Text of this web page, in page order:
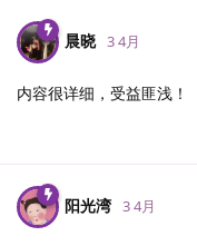
晨晓 3 4月
内容很详细，受益匪浅！
阳光湾 3 4月